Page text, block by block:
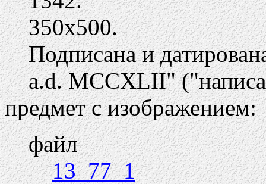
350х500.
Подписана и
a.d. MCCXLII"
предмет с изображением:
файл
13_77_1